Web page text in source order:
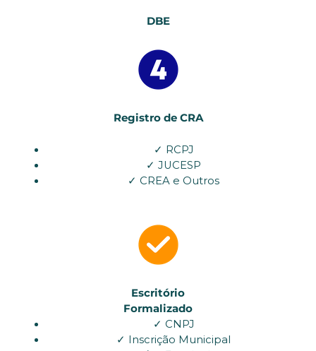
DBE
Registro de CRA
✓ RCPJ
✓ JUCESP
✓ CREA e Outros
Escritório
Formalizado
✓ CNPJ
✓ Inscrição Municipal